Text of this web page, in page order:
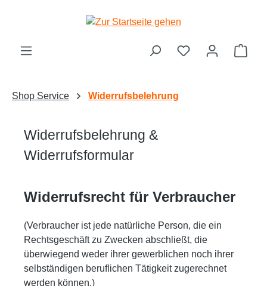
Zum Hauptinhalt springen
Shop Service Widerrufsbelehrung
Widerrufsbelehrung &
Widerrufsformular
Widerrufsrecht für Verbraucher
(Verbraucher ist jede natürliche Person, die ein
Rechtsgeschäft zu Zwecken abschließt, die
überwiegend weder ihrer gewerblichen noch ihrer
selbständigen beruflichen Tätigkeit zugerechnet
werden können.)